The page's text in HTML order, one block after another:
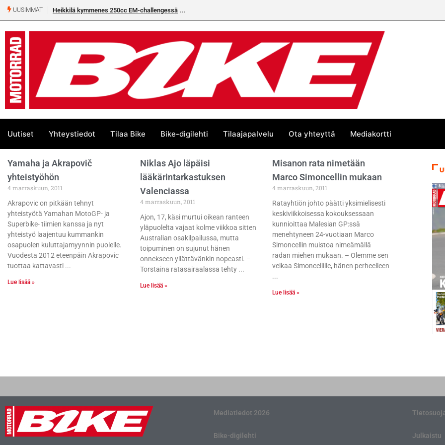
UUSIMMAT Heikkilä kymmenes 250cc EM-challengessä
Uutiset Yhteystiedot Tilaa Bike Bike-digilehti Tilaajapalvelu Ota yhteyttä Mediakortti
Yamaha ja Akrapovič
yhteistyöhön
4 marraskuun, 2011
Akrapovic on pitkään tehnyt
yhteistyötä Yamahan MotoGP- ja
Superbike- tiimien kanssa ja nyt
yhteistyö laajentuu kummankin
osapuolen kuluttajamyynnin puolelle.
Vuodesta 2012 eteenpäin Akrapovic
tuottaa kattavasti
Lue lisää »
Niklas Ajo läpäisi
lääkärintarkastuksen
Valenciassa
4 marraskuun, 2011
Ajon, 17, käsi murtui oikean ranteen
yläpuolelta vajaat kolme viikkoa sitten
Australian osakilpailussa, mutta
toipuminen on sujunut hänen
onnekseen yllättävänkin nopeasti. –
Torstaina ratasairaalassa tehty
Lue lisää »
Misanon rata nimetään
Marco Simoncellin mukaan
4 marraskuun, 2011
Ratayhtiön johto päätti yksimielisesti
keskiviikkoisessa kokouksessaan
kunnioittaa Malesian GP:ssä
menehtyneen 24-vuotiaan Marco
Simoncellin muistoa nimeämällä
radan miehen mukaan. – Olemme sen
velkaa Simoncellille, hänen perheelleen
Lue lisää »
Mediatiedot 2026
Bike-digilehti Julkaistu